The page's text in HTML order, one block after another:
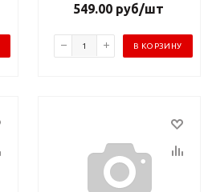
549.00руб/шт
В КОРЗИНУ